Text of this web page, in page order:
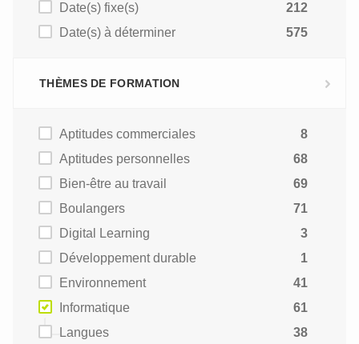
Date(s) fixe(s)
212
Date(s) à déterminer
575
THÈMES DE FORMATION
Aptitudes commerciales
8
Aptitudes personnelles
68
Bien-être au travail
69
Boulangers
71
Digital Learning
3
Développement durable
1
Environnement
41
Informatique
61
Langues
38